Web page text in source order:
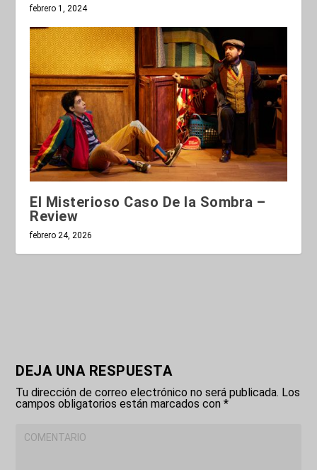
febrero 1, 2024
El Misterioso Caso De la Sombra –
Review
febrero 24, 2026
DEJA UNA RESPUESTA
Tu dirección de correo electrónico no será publicada. Los
campos obligatorios están marcados con*